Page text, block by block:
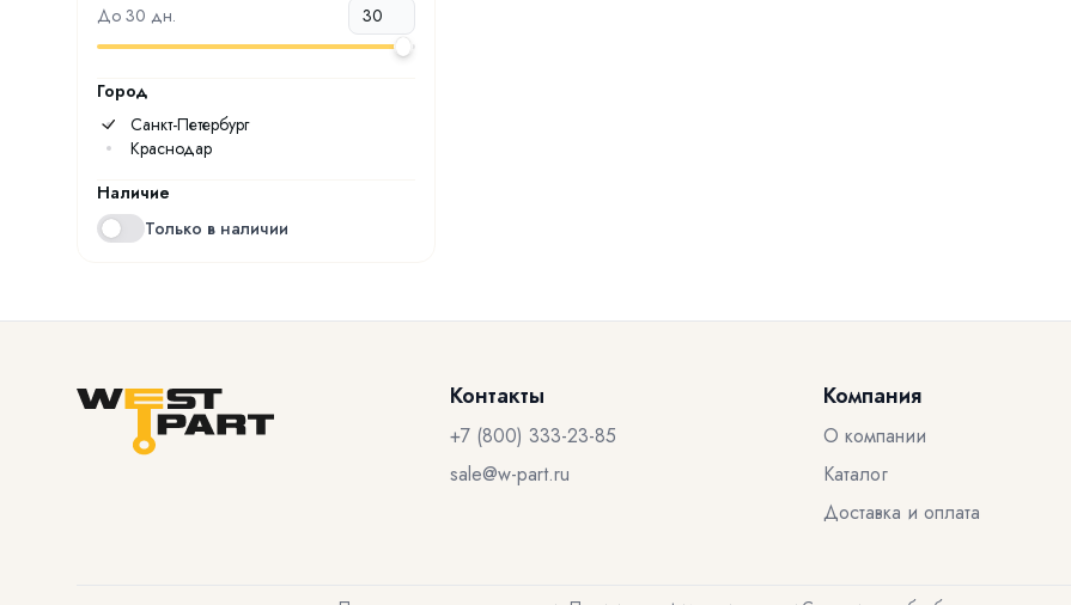
До 30 дн.
Город
Санкт-Петербург
Краснодар
Наличие
Только в наличии
Контакты
+7 (800) 333-23-85
sale@w-part.ru
Компания
О компании
Каталог
Доставка и оплата